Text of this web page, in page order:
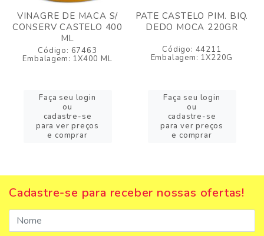
VINAGRE DE MACA S/
CONSERV CASTELO 400
ML
Código: 67463
Embalagem: 1X400 ML
Faça seu login
ou
cadastre-se
para ver preços
e comprar
PATE CASTELO PIM. BIQ.
DEDO MOCA 220GR
Código: 44211
Embalagem: 1X220G
Faça seu login
ou
cadastre-se
para ver preços
e comprar
Cadastre-se para receber nossas ofertas!